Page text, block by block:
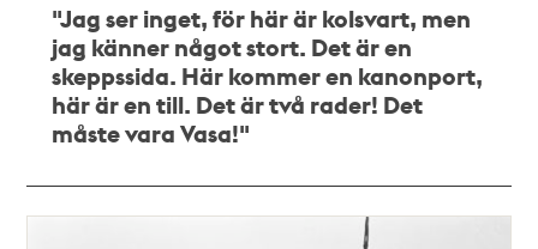
"Jag ser inget, för här är kolsvart, men
jag känner något stort. Det är en
skeppssida. Här kommer en kanonport,
här är en till. Det är två rader! Det
måste vara Vasa!"